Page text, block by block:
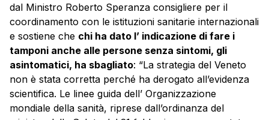
dal Ministro Roberto Speranza consigliere per il
coordinamento con le istituzioni sanitarie internazionali
e sostiene che chi ha dato l’ indicazione di fare i
tamponi anche alle persone senza sintomi, gli
asintomatici, ha sbagliato: “La strategia del Veneto
non è stata corretta perché ha derogato all’evidenza
scientifica. Le linee guida dell’ Organizzazione
mondiale della sanità, riprese dall’ordinanza del